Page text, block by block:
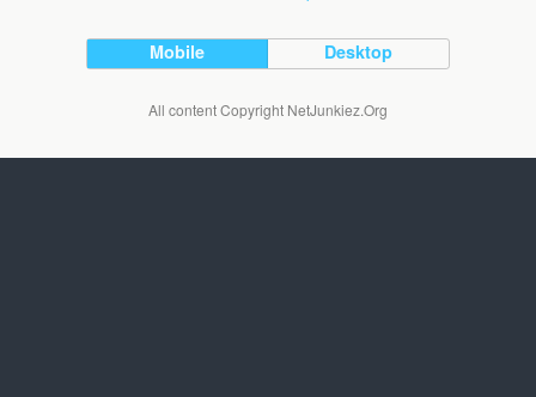
Mobile Desktop
All content Copyright NetJunkiez.Org